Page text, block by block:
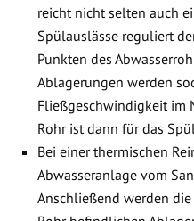
reicht nicht selten auch
Spülauslässe reguliert
Punkten des
Ablagerungen werden
Fließgeschwindigkeit im
Rohr ist dann für das
Bei einer thermischen
Abwasseranlage vom
Anschließend werden